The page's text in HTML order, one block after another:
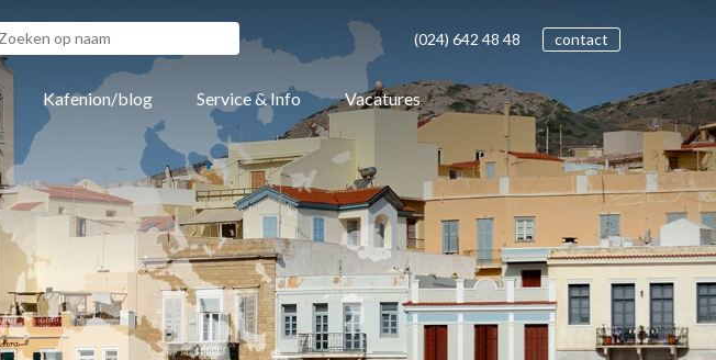
(024) 642 48 48 contact
Kafenion/blog Service & Info Vacatures